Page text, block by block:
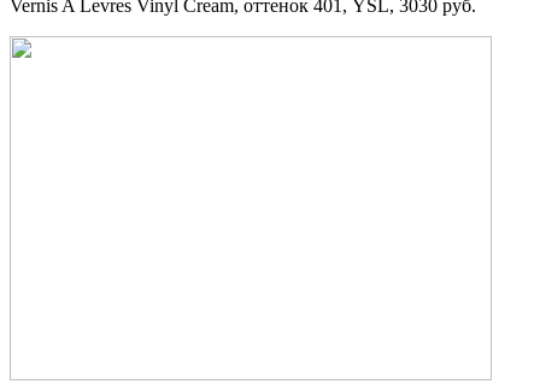
Vernis A Levres Vinyl Cream, оттенок 401, YSL, 3030 руб.